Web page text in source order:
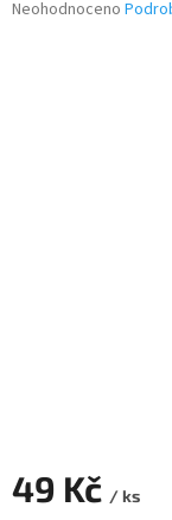
Průměrné
Neohodnoceno
49 Kč / ks